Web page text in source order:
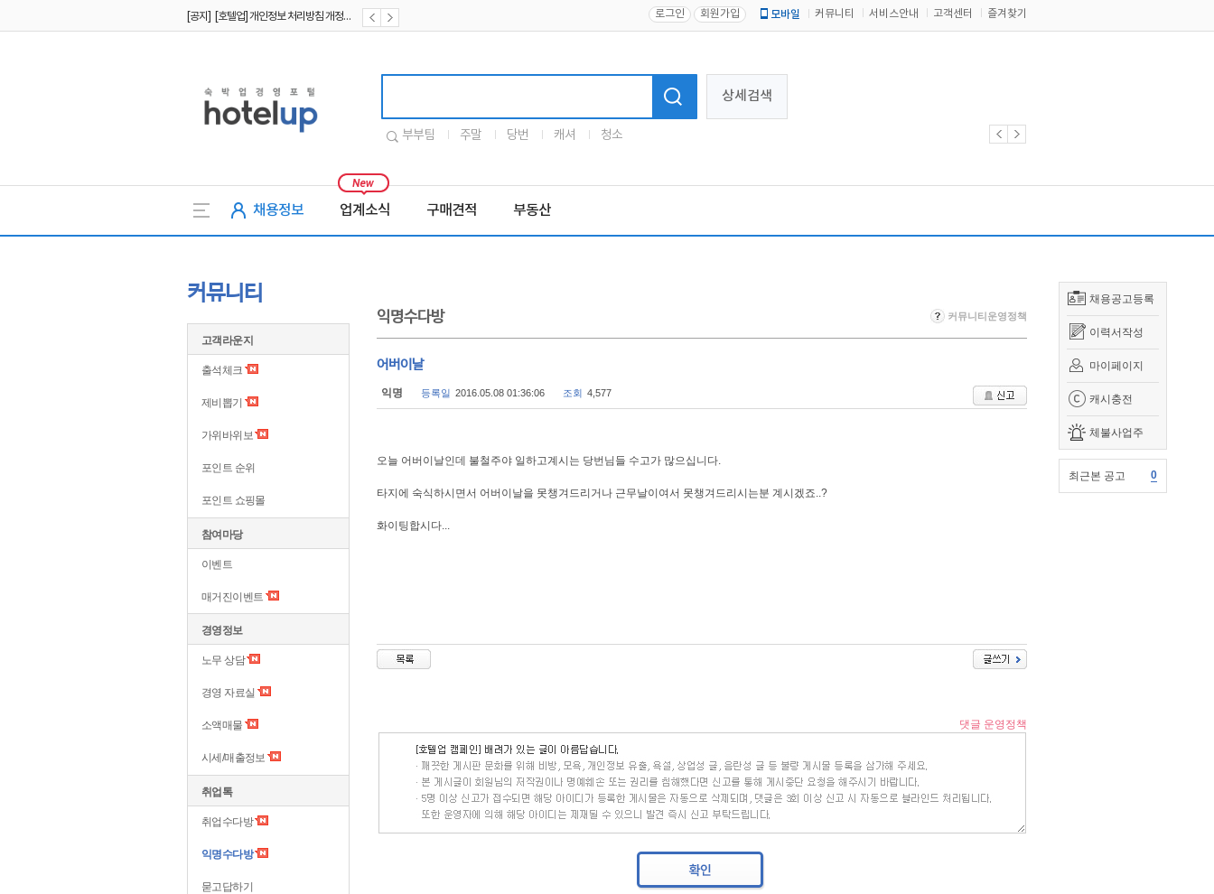
[공지] [호텔업] 개인정보 처리방침 개정본2 (19.09.02) 로그인 회원가입 모바일 커뮤니티 서비스안내 고객센터 즐겨찾기
상세검색
부부팀 주말 당번 캐셔 청소
채용정보 업계소식 구매견적 부동산
채용공고등록
이력서작성
마이페이지
캐시충전
체불사업주
최근본 공고 0
커뮤니티
고객라운지
출석체크
제비뽑기
가위바위보
포인트 순위
포인트 쇼핑몰
참여마당
이벤트
매거진이벤트
경영정보
노무 상담
경영 자료실
소액매물
시세/매출정보
취업톡
취업수다방
익명수다방
묻고답하기
익명수다방 커뮤니티운영정책
어버이날
익명 등록일 2016.05.08 01:36:06 조회 4,577
오늘 어버이날인데 불철주야 일하고계시는 당번님들 수고가 많으십니다.
타지에 숙식하시면서 어버이날을 못챙겨드리거나 근무날이여서 못챙겨드리시는분 계시겠죠..?
화이팅합시다...